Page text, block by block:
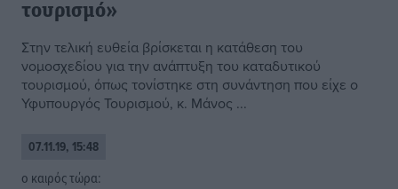
τουρισμό»
Στην τελική ευθεία βρίσκεται η κατάθεση του
νομοσχεδίου για την ανάπτυξη του καταδυτικού
τουρισμού, όπως τονίστηκε στη συνάντηση που είχε ο
Υφυπουργός Τουρισμού, κ. Μάνος ...
07.11.19, 15:48
o καιρός τώρα: